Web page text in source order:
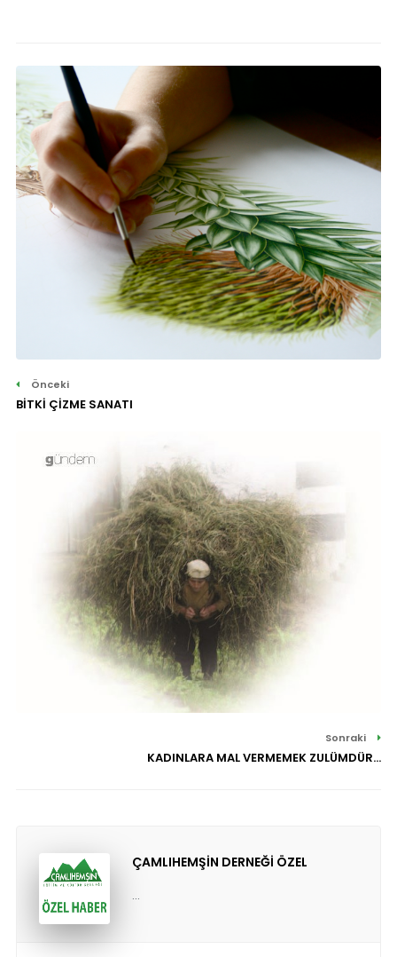
Önceki
BİTKİ ÇİZME SANATI
Sonraki
KADINLARA MAL VERMEMEK ZULÜMDÜR...
ÇAMLIHEMŞİN DERNEĞİ ÖZEL
...